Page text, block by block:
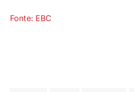
Fonte: EBC